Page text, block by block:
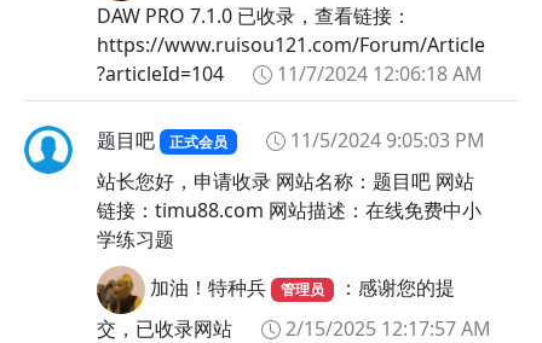
DAW PRO 7.1.0 已收录，查看链接：
https://www.ruisou121.com/Forum/Article
?articleId=104
11/7/2024 12:06:18 AM
题目吧 正式会员
11/5/2024 9:05:03 PM
站长您好，申请收录 网站名称：题目吧 网站
链接：timu88.com 网站描述：在线免费中小
学练习题
加油！特种兵
管理员
：感谢您的提
交，已收录网站
2/15/2025 12:17:57 AM